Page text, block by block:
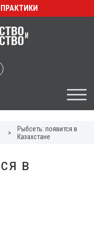
>
Рыбсеть: появится в
Казахстане
в